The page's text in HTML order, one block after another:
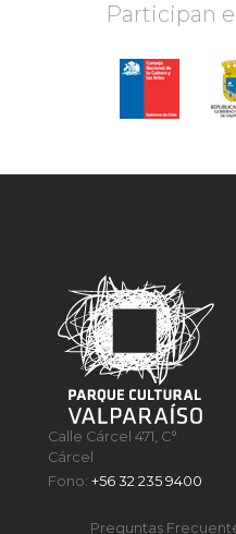
Participan
Calle Cárcel 471, C°
Cárcel
Fono:+56 32 235 9400
Preguntas